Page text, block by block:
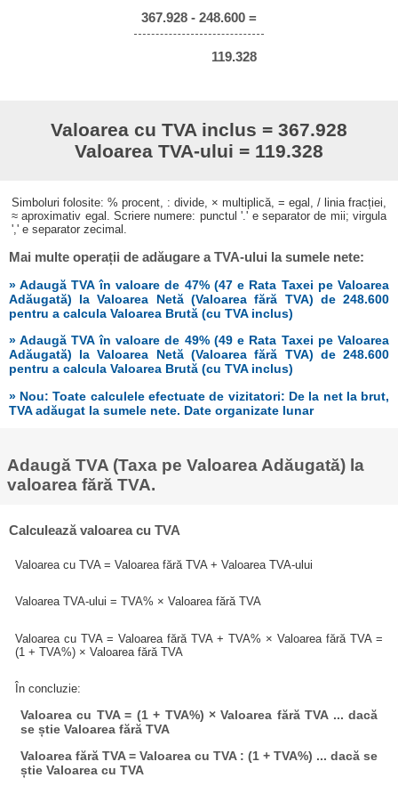
367.928 - 248.600 =
119.328
Valoarea cu TVA inclus = 367.928
Valoarea TVA-ului = 119.328
Simboluri folosite: % procent, : divide, × multiplică, = egal, / linia fracției,
≈ aproximativ egal. Scriere numere: punctul '.' e separator de mii; virgula
',' e separator zecimal.
Mai multe operații de adăugare a TVA-ului la sumele nete:
» Adaugă TVA în valoare de 47% (47 e Rata Taxei pe Valoarea
Adăugată) la Valoarea Netă (Valoarea fără TVA) de 248.600
pentru a calcula Valoarea Brută (cu TVA inclus)
» Adaugă TVA în valoare de 49% (49 e Rata Taxei pe Valoarea
Adăugată) la Valoarea Netă (Valoarea fără TVA) de 248.600
pentru a calcula Valoarea Brută (cu TVA inclus)
» Nou: Toate calculele efectuate de vizitatori: De la net la brut,
TVA adăugat la sumele nete. Date organizate lunar
Adaugă TVA (Taxa pe Valoarea Adăugată) la
valoarea fără TVA.
Calculează valoarea cu TVA
Valoarea cu TVA = Valoarea fără TVA + Valoarea TVA-ului
Valoarea TVA-ului = TVA% × Valoarea fără TVA
Valoarea cu TVA = Valoarea fără TVA + TVA% × Valoarea fără TVA =
(1 + TVA%) × Valoarea fără TVA
În concluzie:
Valoarea cu TVA = (1 + TVA%) × Valoarea fără TVA ... dacă
se știe Valoarea fără TVA
Valoarea fără TVA = Valoarea cu TVA : (1 + TVA%) ... dacă se
știe Valoarea cu TVA